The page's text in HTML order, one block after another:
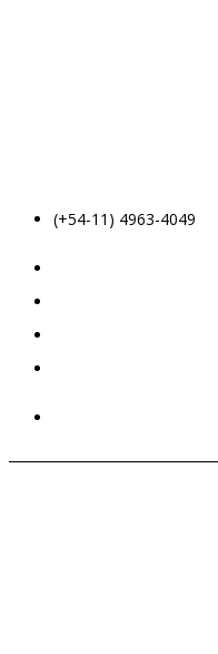
(+54-11) 4963-4049